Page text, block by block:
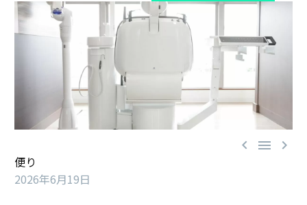
  
便り
2026年6月19日